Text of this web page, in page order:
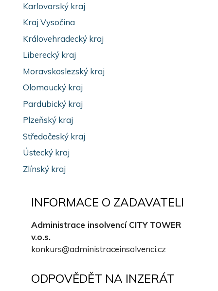
Karlovarský kraj
Kraj Vysočina
Královehradecký kraj
Liberecký kraj
Moravskoslezský kraj
Olomoucký kraj
Pardubický kraj
Plzeňský kraj
Středočeský kraj
Ústecký kraj
Zlínský kraj
INFORMACE O ZADAVATELI
Administrace insolvencí CITY TOWER
v.o.s.
konkurs@administraceinsolvenci.cz
ODPOVĚDĚT NA INZERÁT